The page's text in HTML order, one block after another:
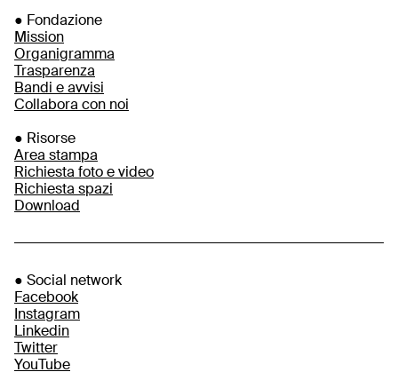
● Fondazione
Mission
Organigramma
Trasparenza
Bandi e avvisi
Collabora con noi
● Risorse
Area stampa
Richiesta foto e video
Richiesta spazi
Download
● Social network
Facebook
Instagram
Linkedin
Twitter
YouTube